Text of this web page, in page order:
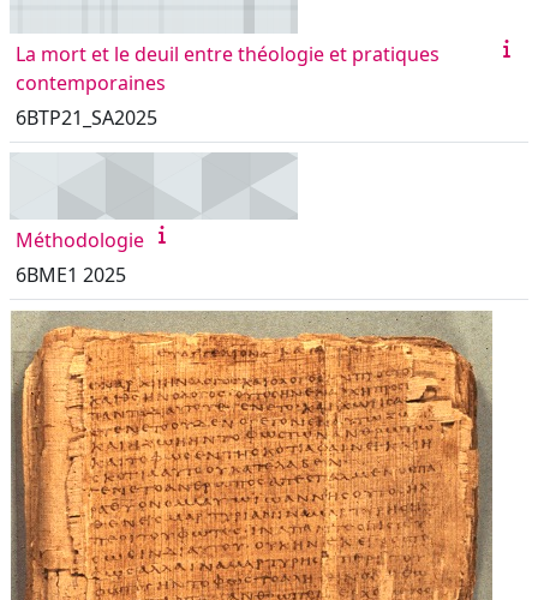
La mort et le deuil entre théologie et pratiques
contemporaines
6BTP21_SA2025
Méthodologie
6BME1 2025